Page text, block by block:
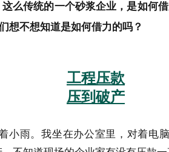
这么传统的一个砂浆企业，是如何
想不想知道是如何借力的吗？
工程压款
压到破产
小雨。我坐在办公室里，对着